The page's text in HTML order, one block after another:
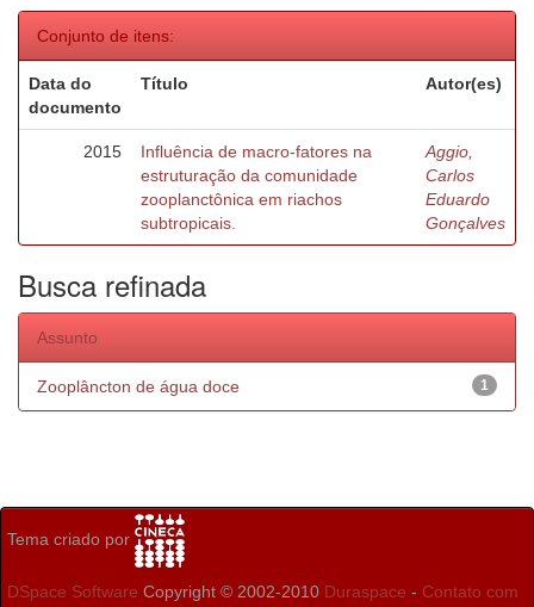
Conjunto de itens:
Data do
documento
Título Autor(es)
2015
Influência de macro-fatores na
estruturação da comunidade
zooplanctônica em riachos
subtropicais.
Aggio,
Carlos
Eduardo
Gonçalves
Busca refinada
Assunto
1
Zooplâncton de água doce
Tema criado por
DSpace Software Copyright © 2002-2010 Duraspace - Contato com